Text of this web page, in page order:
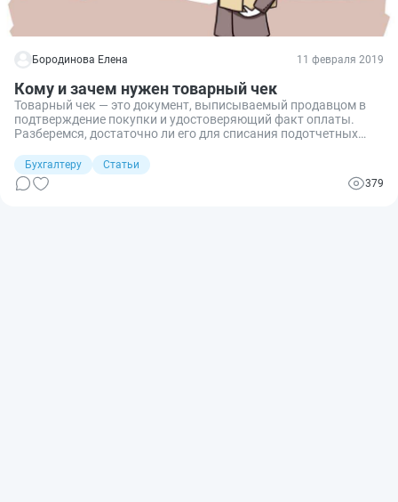
Бородинова Елена 11 февраля 2019
Кому и зачем нужен товарный чек
Товарный чек — это документ, выписываемый продавцом в
подтверждение покупки и удостоверяющий факт оплаты.
Разберемся, достаточно ли его для списания подотчетных
(ТМЦ) и как его правильно оформить.
Бухгалтеру
Статьи
379